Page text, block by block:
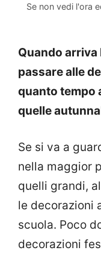
Se non vedi l'ora
Quando arriva
passare alle
quanto tempo
quelle
Se si va a
nella maggior
quelli grandi,
le decorazioni
scuola. Poco
decorazioni